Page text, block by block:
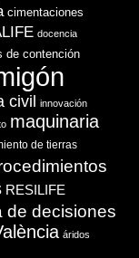
cimentaciones
docencia
de contención
civil innovación
maquinaria
de tierras
RESILIFE
de decisiones
áridos